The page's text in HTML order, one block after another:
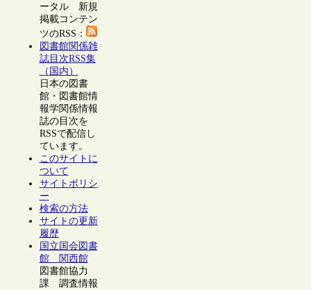
ータル 新規
掲載コンテン
ツのRSS：
図書館関係雑
誌目次RSS集
（国内）
日本の図書
館・図書館情
報学関係情報
誌の目次を
RSSで配信し
ています。
このサイトに
ついて
サイトポリシ
ー
検索の方法
サイトの更新
履歴
国立国会図書
館 関西館
図書館協力
課 調査情報